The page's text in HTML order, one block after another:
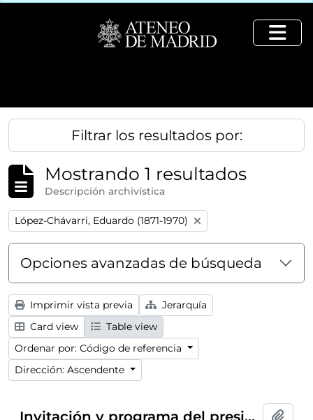
Filtrar los resultados por:
Mostrando 1 resultados
Descripción archivística
Remove filter:
López-Chávarri, Eduardo (1871-1970)
Opciones avanzadas de búsqueda
Imprimir vista previa
Jerarquía
Card view
Table view
Ordenar por: Código de referencia
Dirección: Ascendente
Invitación y programa del presidente del Ateneo de Madrid al conferencia-concierto dentro del ciclo